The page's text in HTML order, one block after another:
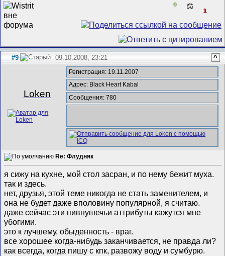
0 ⚖️
1
#9 09.10.2008, 23:21 ^
Loken
Регистрация: 19.11.2007
Адрес: Black Heart Kabal
Сообщения: 780
Re: Флудняк
я сижу на кухне, мой стол засран, и по нему бежит муха.
так и здесь.
нет, друзья, этой теме никогда не стать заменителем, и
она не будет даже вполовину популярной, я считаю.
даже сейчас эти пивнушечьи аттрибуты кажутся мне
убогими.
это к лучшему, обыденность - враг.
все хорошее когда-нибудь заканчивается, не правда ли?
как всегда, когда пишу с кпк, развожу воду и сумбурю.